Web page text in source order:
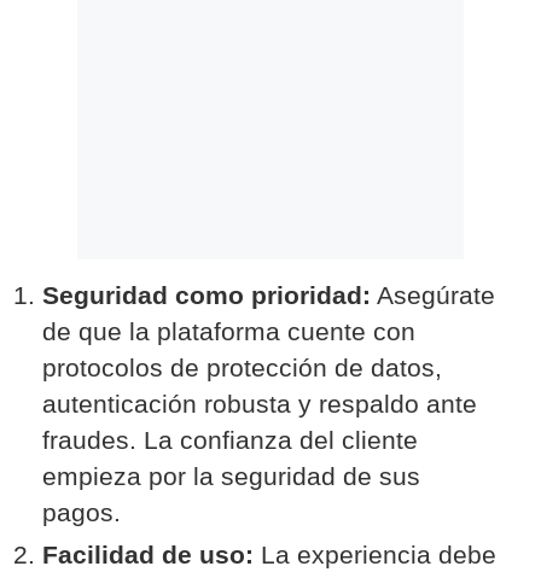
Seguridad como prioridad: Asegúrate
de que la plataforma cuente con
protocolos de protección de datos,
autenticación robusta y respaldo ante
fraudes. La confianza del cliente
empieza por la seguridad de sus
pagos.
Facilidad de uso: La experiencia debe